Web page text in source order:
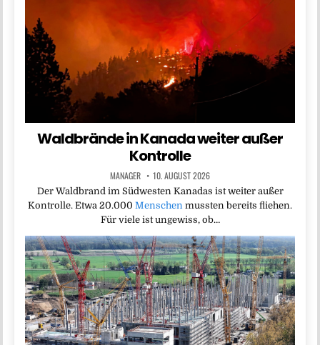
Waldbrände in Kanada weiter außer
Kontrolle
MANAGER 10. AUGUST 2026
Der Waldbrand im Südwesten Kanadas ist weiter außer
Kontrolle. Etwa 20.000 Menschen mussten bereits fliehen.
Für viele ist ungewiss, ob…